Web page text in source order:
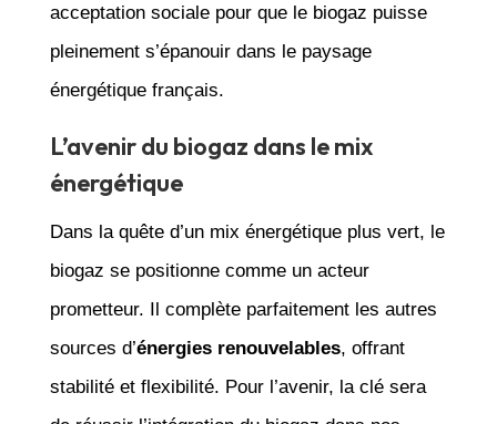
acceptation sociale pour que le biogaz puisse
pleinement s’épanouir dans le paysage
énergétique français.
L’avenir du biogaz dans le mix
énergétique
Dans la quête d’un mix énergétique plus vert, le
biogaz se positionne comme un acteur
prometteur. Il complète parfaitement les autres
sources d’énergies renouvelables, offrant
stabilité et flexibilité. Pour l’avenir, la clé sera